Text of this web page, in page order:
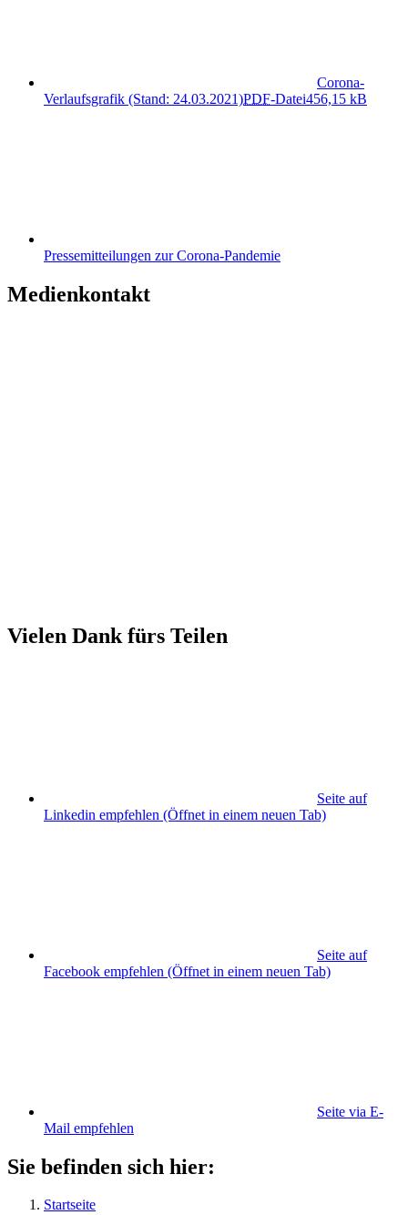
Corona-
Verlaufsgrafik (Stand: 24.03.2021)PDF-Datei456,15 kB
Pressemitteilungen zur Corona-Pandemie
Medienkontakt
Vielen Dank fürs Teilen
Seite auf
Linkedin empfehlen (Öffnet in einem neuen Tab)
Seite auf
Facebook empfehlen (Öffnet in einem neuen Tab)
Seite via E-
Mail empfehlen
Sie befinden sich hier:
Startseite